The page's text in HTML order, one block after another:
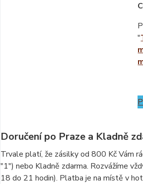
"
Doručení po Praze a Kladně
Trvale platí, že zásilky od 800 Kč Vám
"1") nebo Kladně zdarma. Rozvážíme
18 do 21 hodin). Platba je na místě v